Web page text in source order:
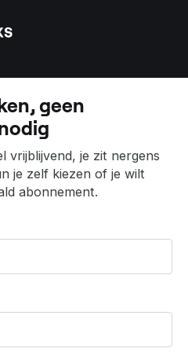
geen
vrijblijvend, je zit nergens
je zelf kiezen of je wilt
abonnement.